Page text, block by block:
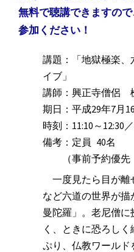
無料で聴講できますの
参加ください！
講題：「地獄極楽
イブ」
講師：興正寺僧侶
期日：平成29年7月
時刻：11:10～12:30
備考：定員 40名
（事前予約優先
一度見たら目が離
など六道の世界が
曼陀羅」。老尼僧
く、ときに恐ろし
ぷり、仏教ワールド